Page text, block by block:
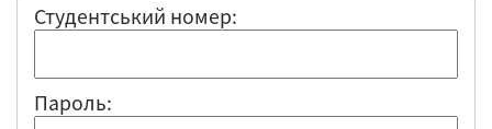
Студентський номер:
Пароль: